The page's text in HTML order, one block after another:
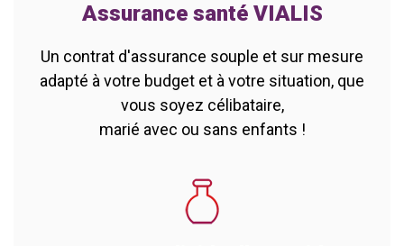
Assurance santé VIALIS
Un contrat d'assurance souple et sur mesure
adapté à votre budget et à votre situation, que
vous soyez célibataire,
marié avec ou sans enfants !